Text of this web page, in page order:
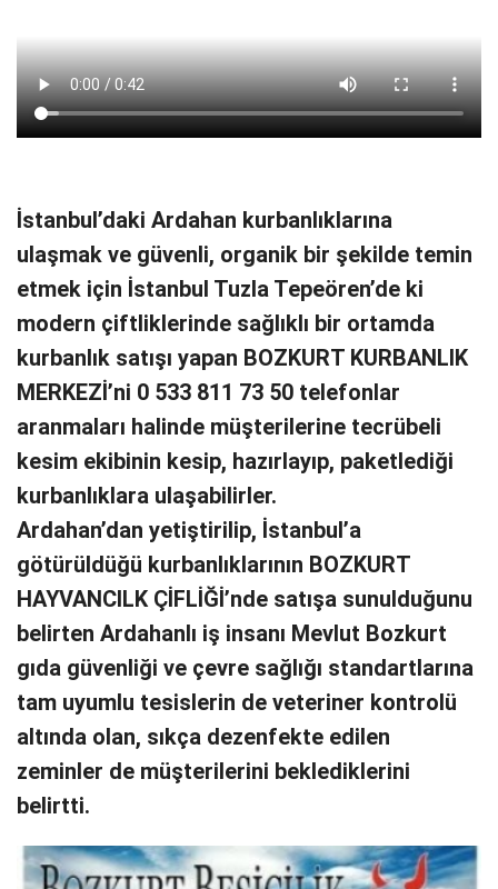
İstanbul’daki Ardahan kurbanlıklarına
ulaşmak ve güvenli, organik bir şekilde temin
etmek için İstanbul Tuzla Tepeören’de ki
modern çiftliklerinde sağlıklı bir ortamda
kurbanlık satışı yapan BOZKURT KURBANLIK
MERKEZİ’ni 0 533 811 73 50 telefonlar
aranmaları halinde müşterilerine tecrübeli
kesim ekibinin kesip, hazırlayıp, paketlediği
kurbanlıklara ulaşabilirler.
Ardahan’dan yetiştirilip, İstanbul’a
götürüldüğü kurbanlıklarının BOZKURT
HAYVANCILK ÇİFLİĞİ’nde satışa sunulduğunu
belirten Ardahanlı iş insanı Mevlut Bozkurt
gıda güvenliği ve çevre sağlığı standartlarına
tam uyumlu tesislerin de veteriner kontrolü
altında olan, sıkça dezenfekte edilen
zeminler de müşterilerini beklediklerini
belirtti.